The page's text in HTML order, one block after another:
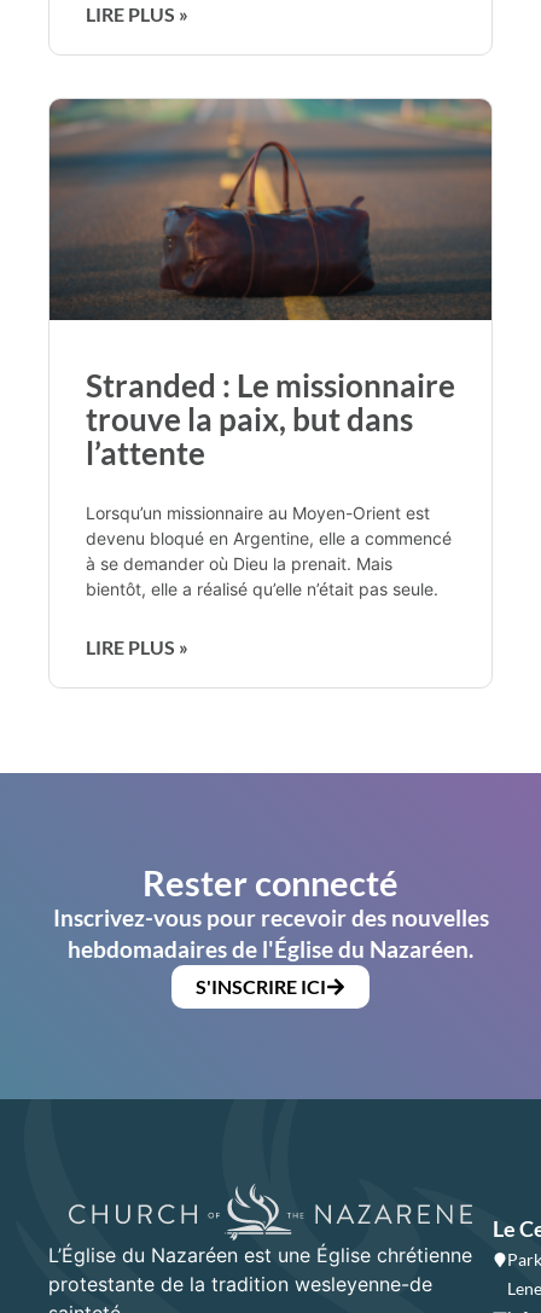
LIRE PLUS »
Stranded : Le missionnaire
trouve la paix, but dans
l’attente
Lorsqu’un missionnaire au Moyen-Orient est
devenu bloqué en Argentine, elle a commencé
à se demander où Dieu la prenait. Mais
bientôt, elle a réalisé qu’elle n’était pas seule.
LIRE PLUS »
Rester connecté
Inscrivez-vous pour recevoir des nouvelles
hebdomadaires de l'Église du Nazaréen.
S'INSCRIRE ICI
L’Église du Nazaréen est une Église chrétienne
protestante de la tradition wesleyenne-de
Le